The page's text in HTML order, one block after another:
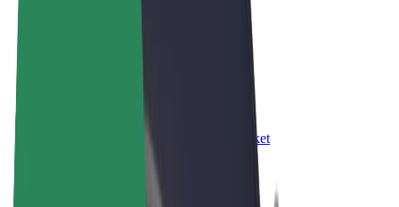
Доставка продуктів Bolt Market
Каршерінг Bolt Drive